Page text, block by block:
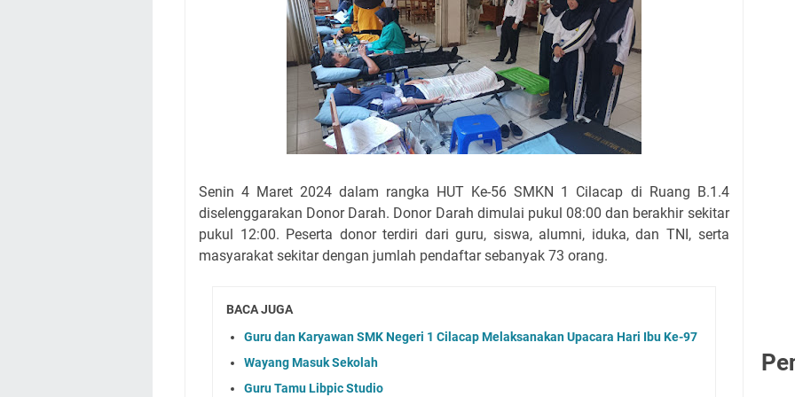
Senin 4 Maret 2024 dalam rangka HUT Ke-56 SMKN 1 Cilacap di Ruang B.1.4
diselenggarakan Donor Darah. Donor Darah dimulai pukul 08:00 dan berakhir sekitar
pukul 12:00. Peserta donor terdiri dari guru, siswa, alumni, iduka, dan TNI, serta
masyarakat sekitar dengan jumlah pendaftar sebanyak 73 orang.
BACA JUGA
Guru dan Karyawan SMK Negeri 1 Cilacap Melaksanakan Upacara Hari Ibu Ke-97
Wayang Masuk Sekolah
Guru Tamu Libpic Studio